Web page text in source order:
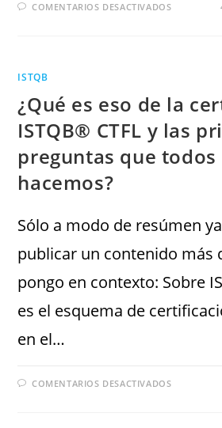
COMENTARIOS DESACTIVADOS
ISTQB
¿Qué es eso de la
ISTQB® CTFL y las
preguntas que todos
hacemos?
Sólo a modo de resúmen
publicar un contenido más
pongo en contexto: Sobre
es el esquema de
en el…
COMENTARIOS DESACTIVADOS